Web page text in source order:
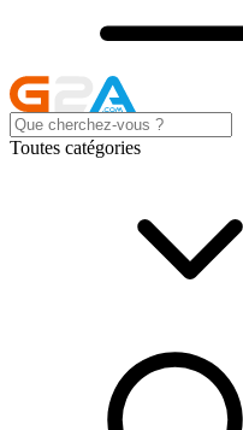
Toutes catégories